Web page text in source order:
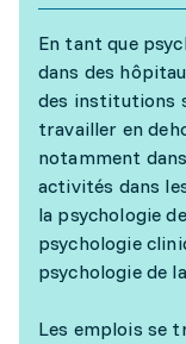
En tant que
dans des
des institutions
travailler en
notamment
activités dans
la psychologie
psychologie
psychologie de
Les emplois se